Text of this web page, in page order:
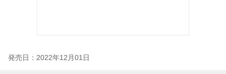
発売日：2022年12月01日